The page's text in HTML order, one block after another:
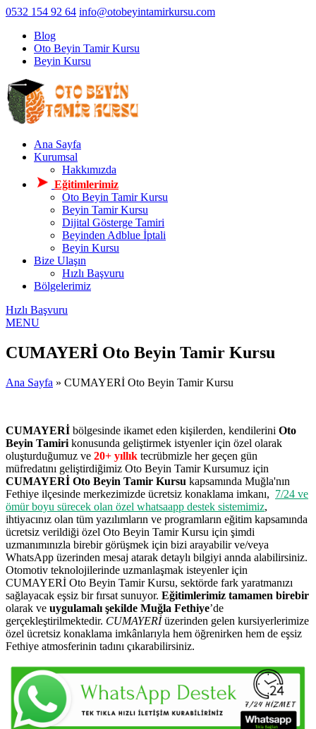
0532 154 92 64 info@otobeyintamirkursu.com
Blog
Oto Beyin Tamir Kursu
Beyin Kursu
Ana Sayfa
Kurumsal
Hakkımızda
Eğitimlerimiz
Oto Beyin Tamir Kursu
Beyin Tamir Kursu
Dijital Gösterge Tamiri
Beyinden Adblue İptali
Beyin Kursu
Bize Ulaşın
Hızlı Başvuru
Bölgelerimiz
Hızlı Başvuru
MENU
CUMAYERİ Oto Beyin Tamir Kursu
Ana Sayfa » CUMAYERİ Oto Beyin Tamir Kursu
CUMAYERİ bölgesinde ikamet eden kişilerden, kendilerini Oto
Beyin Tamiri konusunda geliştirmek istyenler için özel olarak
oluşturduğumuz ve 20+ yıllık tecrübmizle her geçen gün
müfredatını geliştirdiğimiz Oto Beyin Tamir Kursumuz için
CUMAYERİ Oto Beyin Tamir Kursu kapsamında Muğla'nın
Fethiye ilçesinde merkezimizde ücretsiz konaklama imkanı, 7/24 ve
ömür boyu sürecek olan özel whatsaapp destek sistemimiz,
ihtiyacınız olan tüm yazılımların ve programların eğitim kapsamında
ücretsiz verildiği özel Oto Beyin Tamir Kursu için şimdi
uzmanımınızla birebir görüşmek için bizi arayabilir ve/veya
WhatsApp üzerinden mesaj atarak detaylı bilgiyi annda alabilirsiniz.
Otomotiv teknolojilerinde uzmanlaşmak isteyenler için
CUMAYERİ Oto Beyin Tamir Kursu, sektörde fark yaratmanızı
sağlayacak eşsiz bir fırsat sunuyor. Eğitimlerimiz tamamen birebir
olarak ve uygulamalı şekilde Muğla Fethiye’de
gerçekleştirilmektedir. CUMAYERİüzerinden gelen kursiyerlerimize
özel ücretsiz konaklama imkânlarıyla hem öğrenirken hem de eşsiz
Fethiye atmosferinin tadını çıkarabilirsiniz.